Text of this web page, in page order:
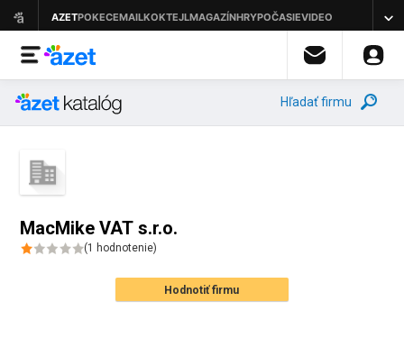
Hľadať firmu
MacMike VAT s.r.o.
(1 hodnotenie)
Hodnotiť firmu